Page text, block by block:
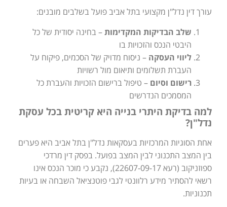
עורך דין נדל"ן מקצועי בתל אביב פועל בשלבים מובנים:
שלב הבדיקות המקדימות– בחינה יסודית של כל
היבטי הנכס והזכויות בו
ליווי העסקה – ניסוח מדויק של הסכמים, פיקוח על
העברת תשלומים ותיאום מול רשויות
רישום וסיום – טיפול ברישום הזכויות והעברת כל
המסמכים הנדרשים
למה בדיקת היתרי בנייה היא קריטית בכל עסקת
נדל"ן?
אחת הסוגיות המרכזיות בעסקאות נדל"ן בתל אביב היא פערים
בין המצב התכנוני לבין המצב בפועל. בפסק דין מרדכי
ספוזניקוב (רעא 22607-09-17), נקבע כי מוכר הנכס אינו
רשאי להסתיר מידע רלוונטי לגבי פוטנציאל השבחה או בעיות
תכנוניות.